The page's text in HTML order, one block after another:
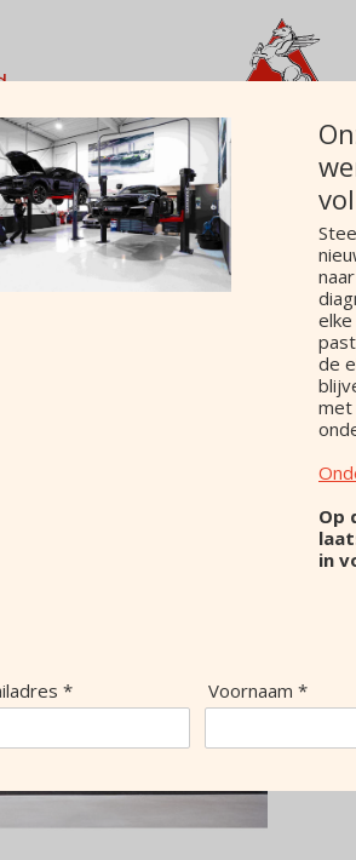
de
met
Op
in
*
Voornaam *